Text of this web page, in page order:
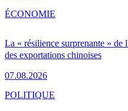
La « résilience surprenante » de
des exportations chinoises
07.08.2026
ÉCONOMIE
POLITIQUE